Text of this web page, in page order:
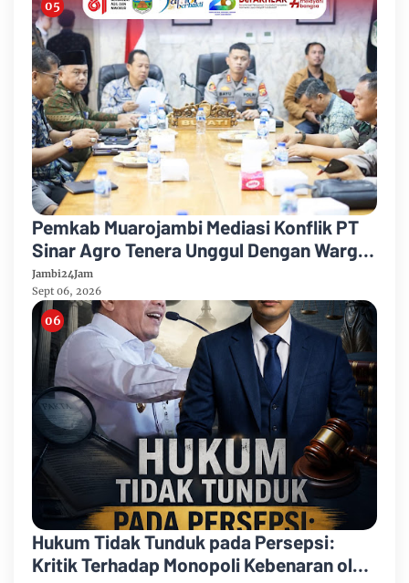
Pemkab Muarojambi Mediasi Konflik PT
Sinar Agro Tenera Unggul Dengan Warga
Sipin Teluk Duren
Jambi24Jam
Sept 06, 2026
Hukum Tidak Tunduk pada Persepsi:
Kritik Terhadap Monopoli Kebenaran oleh